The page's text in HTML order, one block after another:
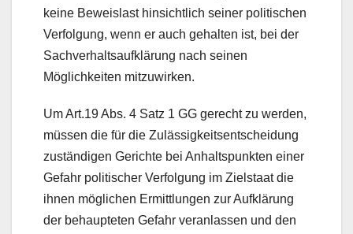
keine Beweislast hinsichtlich seiner politischen
Verfolgung, wenn er auch gehalten ist, bei der
Sachverhaltsaufklärung nach seinen
Möglichkeiten mitzuwirken.
Um Art.19 Abs. 4 Satz 1 GG gerecht zu werden,
müssen die für die Zulässigkeitsentscheidung
zuständigen Gerichte bei Anhaltspunkten einer
Gefahr politischer Verfolgung im Zielstaat die
ihnen möglichen Ermittlungen zur Aufklärung
der behaupteten Gefahr veranlassen und den